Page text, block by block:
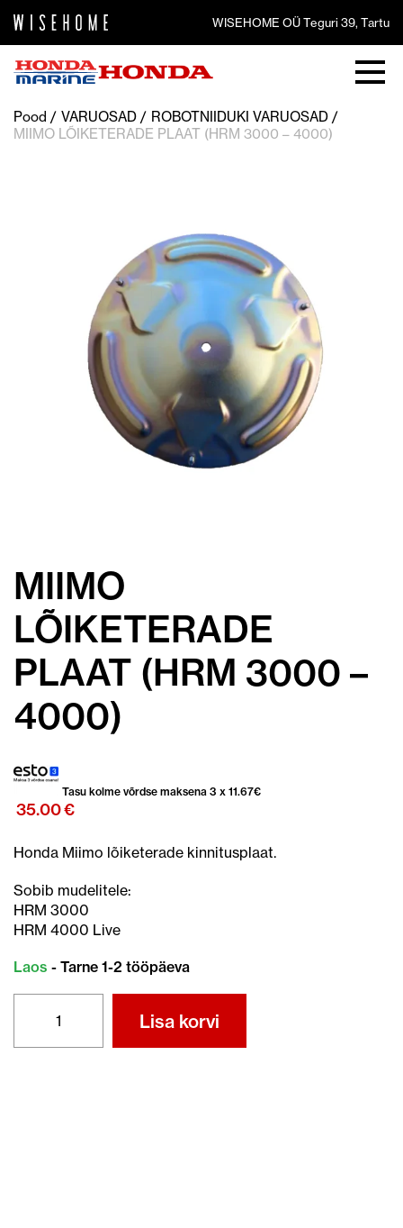
WISEHOME OÜ Teguri 39, Tartu
Pood VARUOSAD
ROBOTNIIDUKI VARUOSAD
MIIMO LÕIKETERADE PLAAT (HRM 3000 – 4000)
MIIMO
LÕIKETERADE
PLAAT (HRM 3000 –
4000)
Tasu kolme võrdse maksena 3 x 11.67€
35.00€
Honda Miimo lõiketerade kinnitusplaat.
Sobib mudelitele:
HRM 3000
HRM 4000 Live
Laos - Tarne 1-2 tööpäeva
LÕIKETERADE
Lisa korvi